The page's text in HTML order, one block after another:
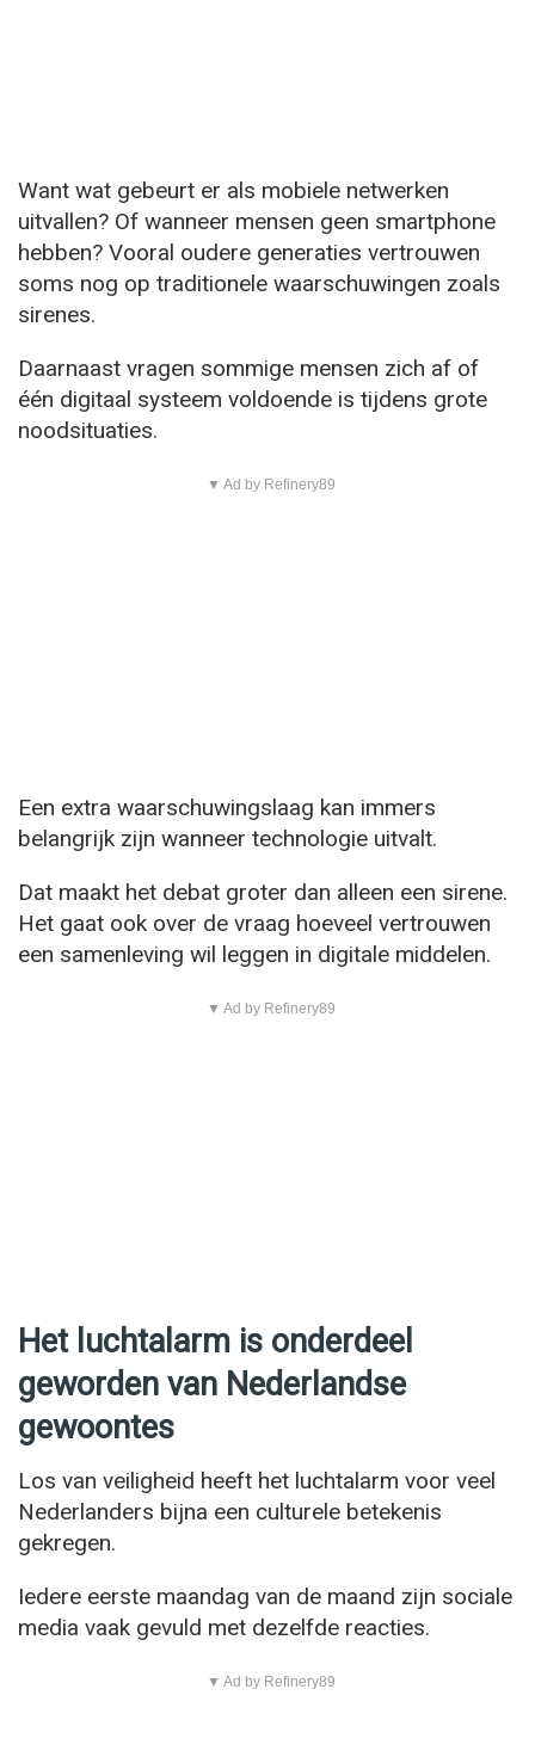
Want wat gebeurt er als mobiele netwerken
uitvallen? Of wanneer mensen geen smartphone
hebben? Vooral oudere generaties vertrouwen
soms nog op traditionele waarschuwingen zoals
sirenes.
Daarnaast vragen sommige mensen zich af of
één digitaal systeem voldoende is tijdens grote
noodsituaties.
▼ Ad by Refinery89
Een extra waarschuwingslaag kan immers
belangrijk zijn wanneer technologie uitvalt.
Dat maakt het debat groter dan alleen een sirene.
Het gaat ook over de vraag hoeveel vertrouwen
een samenleving wil leggen in digitale middelen.
▼ Ad by Refinery89
Het luchtalarm is onderdeel
geworden van Nederlandse
gewoontes
Los van veiligheid heeft het luchtalarm voor veel
Nederlanders bijna een culturele betekenis
gekregen.
Iedere eerste maandag van de maand zijn sociale
media vaak gevuld met dezelfde reacties.
▼ Ad by Refinery89